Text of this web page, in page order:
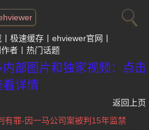
极速缓存
ehviewer官网
者 热门话题
部图片和独家视频：点击
看详情
返回上页
有罪-因一马公司案被判15年监禁